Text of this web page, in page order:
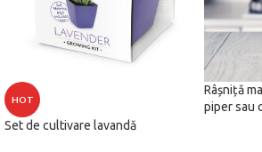
HOT
Set de cultivare lavandă
Râșniță
piper sau